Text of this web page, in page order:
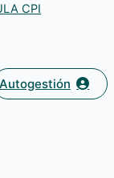
CPI
Autogestión